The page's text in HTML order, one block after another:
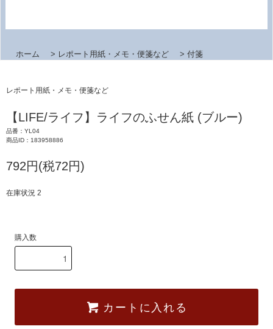
ホーム > レポート用紙・メモ・便箋など > 付箋
レポート用紙・メモ・便箋など
【LIFE/ライフ】ライフのふせん紙 (ブルー)
品番：YL04
商品ID：183958886
792円(税72円)
在庫状況 2
購入数
カートに入れる